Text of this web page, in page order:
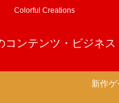
Colorful Creations
コンテンツ・ビジネス
新作ゲ